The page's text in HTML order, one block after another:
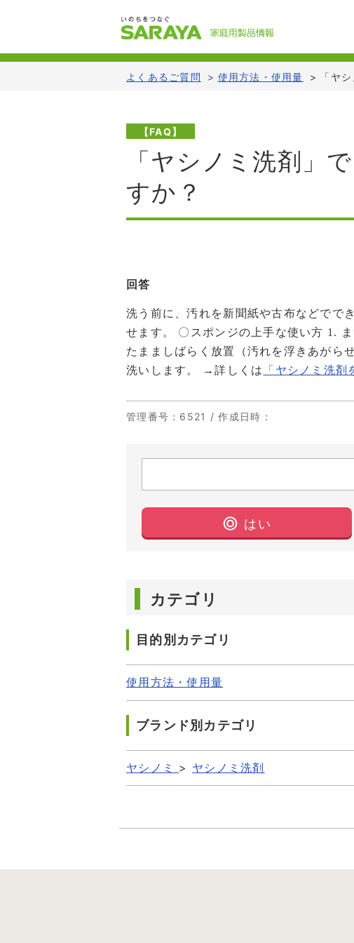
よくあるご質問 > 使用方法・使用量 > 「ヤ
【FAQ】
「ヤシノミ洗剤」
すか？
回答
洗う前に、汚れを新聞紙や古布などでで
せます。 〇スポンジの上手な使い方 1.
たまましばらく放置（汚れを浮きあがら
洗いします。 →詳しくは
「ヤシノミ洗剤
管理番号 ：6521 /作成日時 ：
はい
カテゴリ
目的別カテゴリ
使用方法・使用量
ブランド別カテゴリ
ヤシノミ > ヤシノミ洗剤